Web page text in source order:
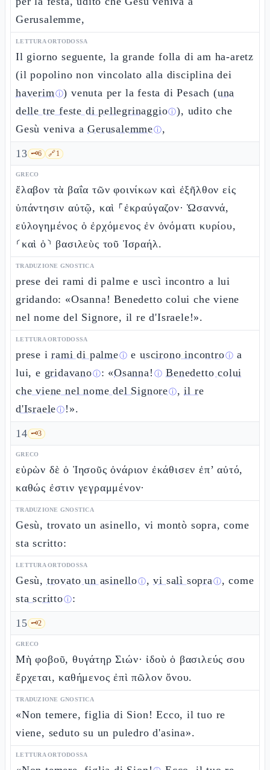
Gerusalemme,
LETTURA ORTODOSSA
Il giorno seguente, la grande folla di am ha-aretz
(il popolino non vincolato alla disciplina dei
haverimⓘ) venuta per la festa di Pesach (una
delle tre feste di pellegrinaggioⓘ), udito che
Gesù veniva aGerusalemmeⓘ,
13 🗝️6 🔗1
GRECO
ἔλαβον τὰ βαΐα τῶν φοινίκων καὶ ἐξῆλθον εἰς
ὑπάντησιν αὐτῷ, καὶ ⸀ἐκραύγαζον· Ὡσαννά,
εὐλογημένος ὁ ἐρχόμενος ἐν ὀνόματι κυρίου,
⸂καὶ ὁ⸃ βασιλεὺς τοῦ Ἰσραήλ.
TRADUZIONE GNOSTICA
prese dei rami di palme e uscì incontro a lui
gridando: «Osanna! Benedetto colui che viene
nel nome del Signore, il re d'Israele!».
LETTURA ORTODOSSA
prese irami di palmeⓘ euscirono incontroⓘ a
lui, e gridavanoⓘ: «Osanna! ⓘ Benedetto colui
che viene nel nome del Signoreⓘ,il re
d'Israeleⓘ !».
14 🗝️3
GRECO
εὑρὼν δὲ ὁ Ἰησοῦς ὀνάριον ἐκάθισεν ἐπ’ αὐτό,
καθώς ἐστιν γεγραμμένον·
TRADUZIONE GNOSTICA
Gesù, trovato un asinello, vi montò sopra, come
sta scritto:
LETTURA ORTODOSSA
Gesù, trovato un asinelloⓘ,vi salì sopraⓘ, come
sta scrittoⓘ:
15 🗝️2
GRECO
Μὴ φοβοῦ, θυγάτηρ Σιών· ἰδοὺ ὁ βασιλεύς σου
ἔρχεται, καθήμενος ἐπὶ πῶλον ὄνου.
TRADUZIONE GNOSTICA
«Non temere, figlia di Sion! Ecco, il tuo re
viene, seduto su un puledro d'asina».
LETTURA ORTODOSSA